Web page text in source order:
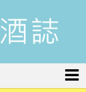
酒產業再次迎來重磅利多